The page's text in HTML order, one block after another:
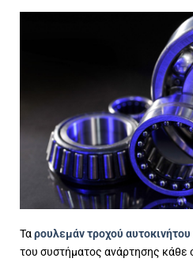
Ταρουλεμάν τροχού αυτοκινήτου
του συστήματος ανάρτησης κάθε